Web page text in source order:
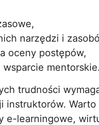
narzędzi i
oceny postępów,
mentorskie.
trudności
instruktorów.
e-learningowe,